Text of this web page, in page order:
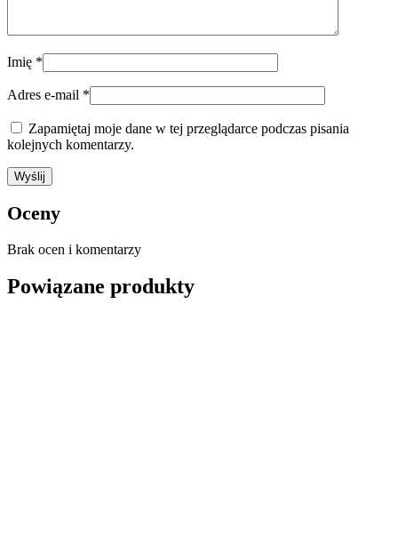
Imię *
Adres e-mail *
Zapamiętaj moje dane w tej przeglądarce podczas pisania
kolejnych komentarzy.
Oceny
Brak ocen i komentarzy
Powiązane produkty